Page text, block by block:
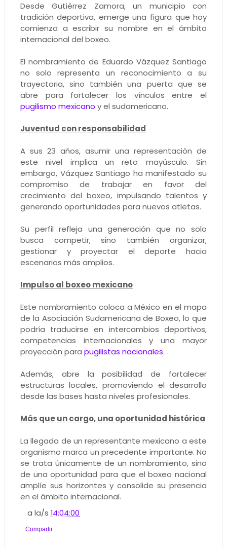
Desde Gutiérrez Zamora, un municipio con
tradición deportiva, emerge una figura que hoy
comienza a escribir su nombre en el ámbito
internacional del boxeo.
El nombramiento de Eduardo Vázquez Santiago
no solo representa un reconocimiento a su
trayectoria, sino también una puerta que se
abre para fortalecer los vínculos entre el
pugilismo mexicano y el sudamericano.
Juventud con responsabilidad
A sus 23 años, asumir una representación de
este nivel implica un reto mayúsculo. Sin
embargo, Vázquez Santiago ha manifestado su
compromiso de trabajar en favor del
crecimiento del boxeo, impulsando talentos y
generando oportunidades para nuevos atletas.
Su perfil refleja una generación que no solo
busca competir, sino también organizar,
gestionar y proyectar el deporte hacia
escenarios más amplios.
Impulso al boxeo mexicano
Este nombramiento coloca a México en el mapa
de la Asociación Sudamericana de Boxeo, lo que
podría traducirse en intercambios deportivos,
competencias internacionales y una mayor
proyección para pugilistas nacionales.
Además, abre la posibilidad de fortalecer
estructuras locales, promoviendo el desarrollo
desde las bases hasta niveles profesionales.
Más que un cargo, una oportunidad histórica
La llegada de un representante mexicano a este
organismo marca un precedente importante. No
se trata únicamente de un nombramiento, sino
de una oportunidad para que el boxeo nacional
amplíe sus horizontes y consolide su presencia
en el ámbito internacional.
a la/s14:04:00
Compartir